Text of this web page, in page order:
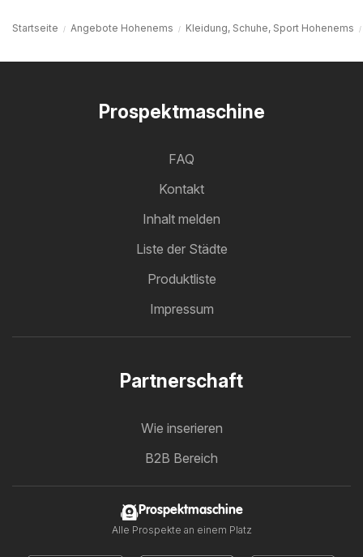
Startseite Angebote Hohenems Kleidung, Schuhe, Sport Hohenems
Prospektmaschine
FAQ
Kontakt
Inhalt melden
Liste der Städte
Produktliste
Impressum
Partnerschaft
Wie inserieren
B2B Bereich
Prospektmaschine
Alle Prospekte an einem Platz